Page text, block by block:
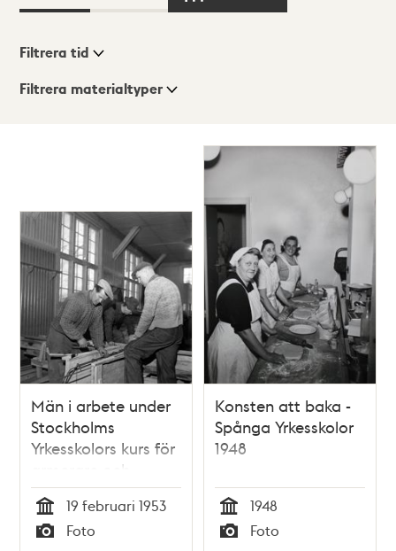
Visningsläge
Filtrera tid
Filtrera materialtyper
Män i arbete under
Stockholms
Yrkesskolors kurs för
armerare och
slipare
Tid
19 februari 1953
Foto
Konsten att baka -
Spånga Yrkesskolor
1948
Tid
1948
Foto